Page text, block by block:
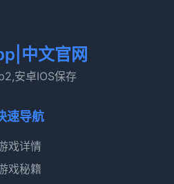
中文官网
安卓IOS保存
速导航
戏详情
戏秘籍